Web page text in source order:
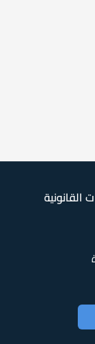
القانونية